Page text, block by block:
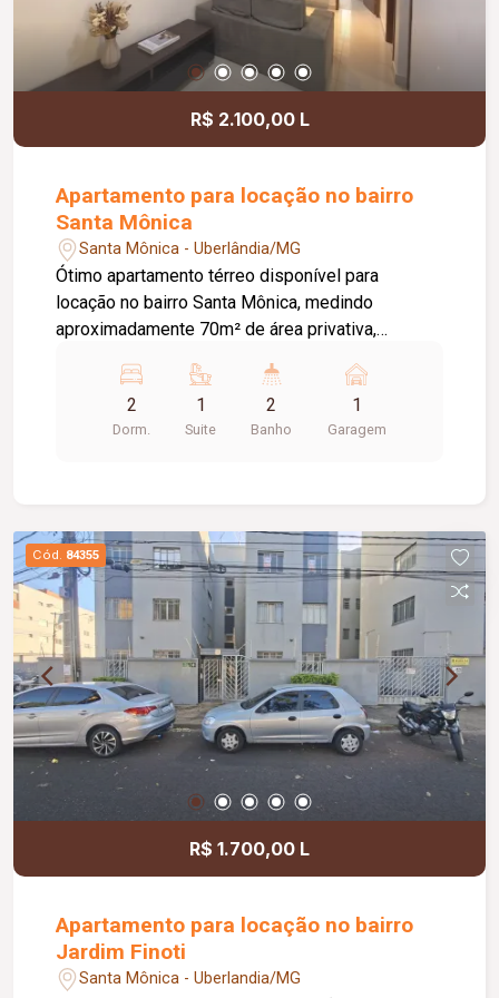
R$ 2.100,00 L
Apartamento para locação no bairro
Santa Mônica
Santa Mônica - Uberlândia/MG
Ótimo apartamento térreo disponível para
locação no bairro Santa Mônica, medindo
aproximadamente 70m² de área privativa,
planejada com armários, torre quente, cooktop, e
depurador; 02 quartos com armários sendo 01
suite, banheiro social, área externa com teto
alugado apenas com os móveis planejados)
2
Dorm.
1
Suite
2
Banho
1
Garagem
Cód. 84355
R$ 1.700,00 L
Apartamento para locação no bairro
Jardim Finoti
Santa Mônica - Uberlandia/MG